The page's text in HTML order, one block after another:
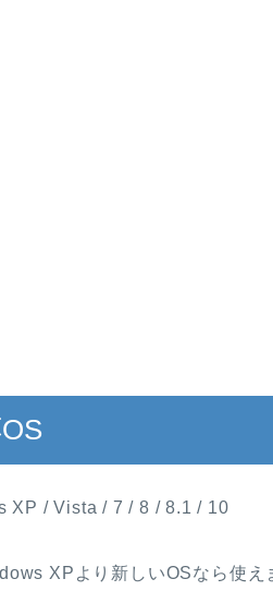
XP / Vista / 7 / 8 / 8.1 / 10
XPより新しいOSなら使え